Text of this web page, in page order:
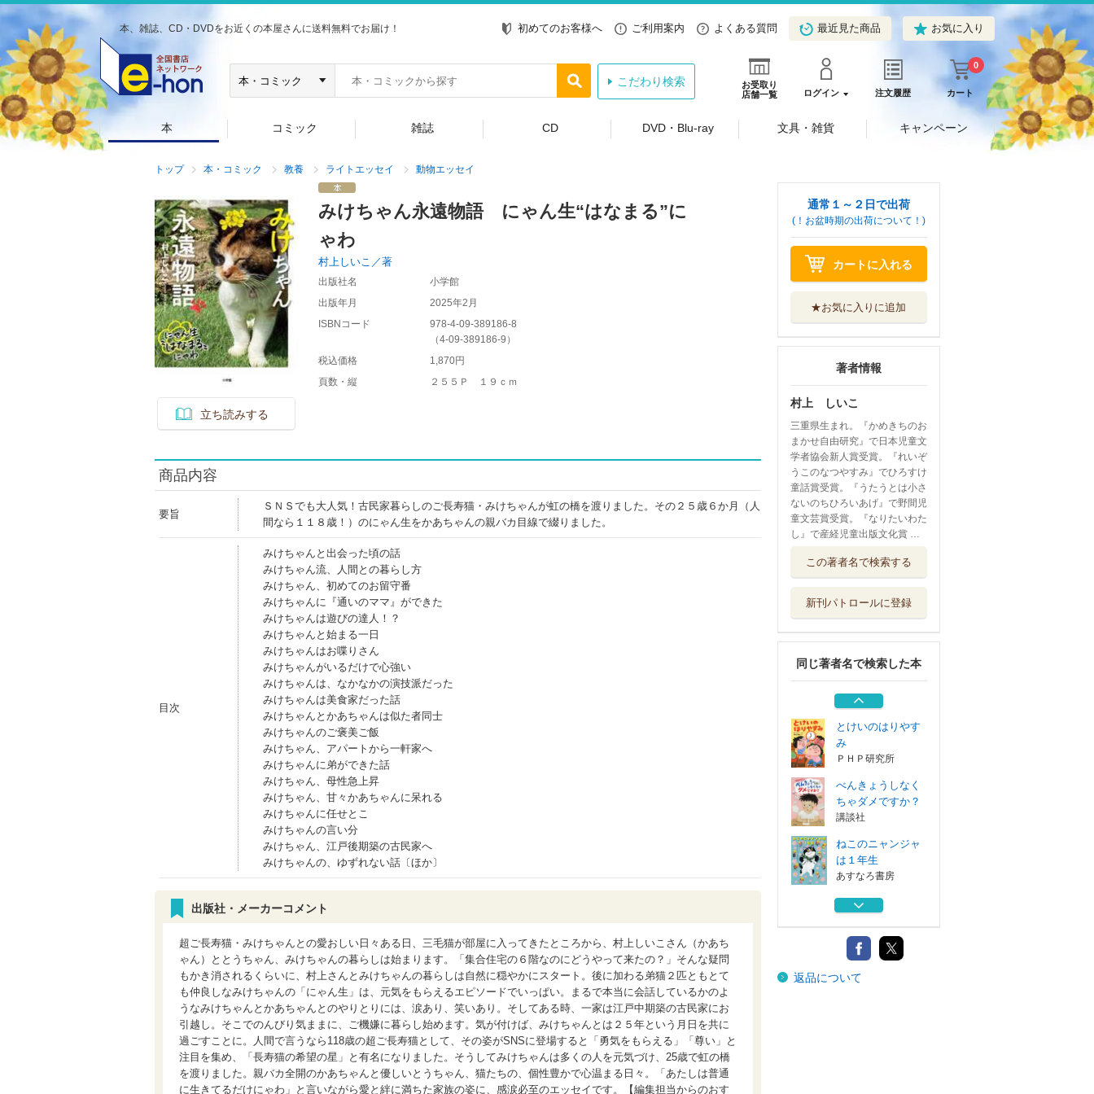
本、雑誌、CD・DVDをお近くの本屋さんに送料無料でお届け！ 初めてのお客様へ ご利用案内 よくある質問 最近見た商品 お気に入り
お受取り
店舗一覧
ログイン 注文履歴 カート
0
こだわり検索
本 コミック 雑誌 CD DVD・Blu-ray 文具・雑貨 キャンペーン
トップ 本・コミック 教養 ライトエッセイ 動物エッセイ
立ち読みする
みけちゃん永遠物語 にゃん生“はなまる”に
ゃわ
村上しいこ／著
出版社名
小学館
出版年月
2025年2月
ISBNコード
978-4-09-389186-8
（4-09-389186-9 ）
税込価格
1,870円
頁数・縦
２５５Ｐ １９ｃｍ
商品内容
要旨
ＳＮＳでも大人気！古民家暮らしのご長寿猫・みけちゃんが虹の橋を渡りました。その２５歳６か月（人
間なら１１８歳！）のにゃん生をかあちゃんの親バカ目線で綴りました。
目次
みけちゃんと出会った頃の話
みけちゃん流、人間との暮らし方
みけちゃん、初めてのお留守番
みけちゃんに『通いのママ』ができた
みけちゃんは遊びの達人！？
みけちゃんと始まる一日
みけちゃんはお喋りさん
みけちゃんがいるだけで心強い
みけちゃんは、なかなかの演技派だった
みけちゃんは美食家だった話
みけちゃんとかあちゃんは似た者同士
みけちゃんのご褒美ご飯
みけちゃん、アパートから一軒家へ
みけちゃんに弟ができた話
みけちゃん、母性急上昇
みけちゃん、甘々かあちゃんに呆れる
みけちゃんに任せとこ
みけちゃんの言い分
みけちゃん、江戸後期築の古民家へ
みけちゃんの、ゆずれない話〔ほか〕
出版社・メーカーコメント
超ご長寿猫・みけちゃんとの愛おしい日々ある日、三毛猫が部屋に入ってきたところから、村上しいこさん（かあち
ゃん）ととうちゃん、みけちゃんの暮らしは始まります。「集合住宅の６階なのにどうやって来たの？」そんな疑問
もかき消されるくらいに、村上さんとみけちゃんの暮らしは自然に穏やかにスタート。後に加わる弟猫２匹ともとて
も仲良しなみけちゃんの「にゃん生」は、元気をもらえるエピソードでいっぱい。まるで本当に会話しているかのよ
うなみけちゃんとかあちゃんとのやりとりには、涙あり、笑いあり。そしてある時、一家は江戸中期築の古民家にお
引越し。そこでのんびり気ままに、ご機嫌に暮らし始めます。気が付けば、みけちゃんとは２５年という月日を共に
過ごすことに。人間で言うなら118歳の超ご長寿猫として、その姿がSNSに登場すると「勇気をもらえる」「尊い」と
注目を集め、「長寿猫の希望の星」と有名になりました。そうしてみけちゃんは多くの人を元気づけ、25歳で虹の橋
を渡りました。親バカ全開のかあちゃんと優しいとうちゃん、猫たちの、個性豊かで心温まる日々。「あたしは普通
に生きてるだけにゃわ」と言いながら愛と絆に満ちた家族の姿に、感涙必至のエッセイです。【編集担当からのおす
通常１～２日で出荷
(！お盆時期の出荷について！)
カートに入れる
★お気に入りに追加
著者情報
村上 しいこ
三重県生まれ。『かめきちのお
まかせ自由研究』で日本児童文
学者協会新人賞受賞。『れいぞ
うこのなつやすみ』でひろすけ
童話賞受賞。『うたうとは小さ
ないのちひろいあげ』で野間児
童文芸賞受賞。『なりたいわた
し』で産経児童出版文化賞 …
この著者名で検索する
新刊パトロールに登録
同じ著者名で検索した本
は１年生
ギョウザくんとシ
あかね書房
可能性を信じて
フレーベル館
とけいのはりやす
み
ＰＨＰ研究所
べんきょうしなく
ちゃダメですか？
講談社
ねこのニャンジャ
は１年生
あすなろ書房
ギョウザくんとシ
あかね書房
可能性を信じて
フレーベル館
返品について